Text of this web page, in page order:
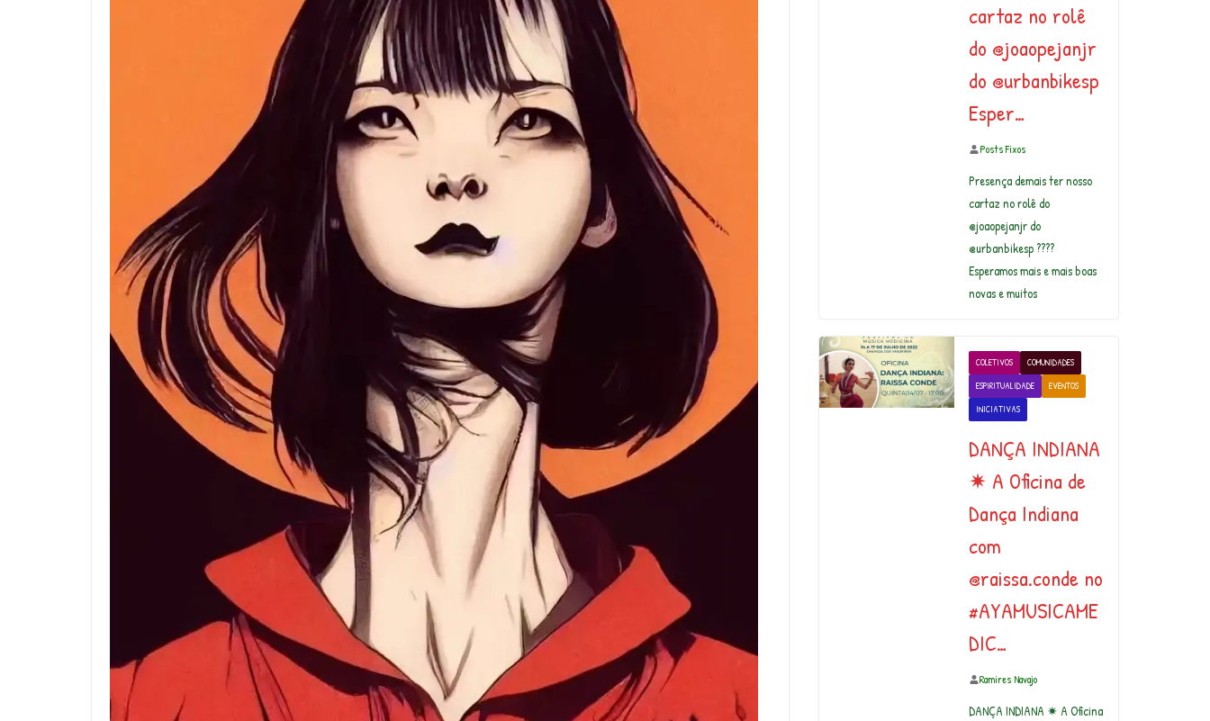
cartaz no rolê
do @joaopejanjr
do @urbanbikesp
Esper…
Posts Fixos
Presença demais ter nosso
cartaz no rolê do
@joaopejanjr do
@urbanbikesp ????
Esperamos mais e mais boas
novas e muitos
COLETIVOS
COMUNIDADES
ESPIRITUALIDADE
EVENTOS
INICIATIVAS
DANÇA INDIANA
✷ A Oficina de
Dança Indiana
com
@raissa.conde no
#AYAMUSICAME
DIC…
Ramires Navajo
DANÇA INDIANA ✷ A Oficina